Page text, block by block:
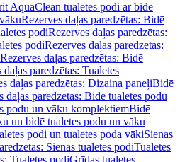
AquaClean tualetes podi ar bidē
Rezerves daļas paredzētas: Bidē
podiRezerves daļas paredzētas:
podiRezerves daļas paredzētas:
Rezerves daļas paredzētas: Bidē
daļas paredzētas: Tualetes
daļas paredzētas: Dizaina paneļiBidē
daļas paredzētas: Bidē tualetes podu
podu un vāku komplektiemBidē
un bidē tualetes podu un vāku
podi un tualetes poda vākiSienas
Sienas tualetes podiTualetes
Tualetes podiGrīdas tualetes